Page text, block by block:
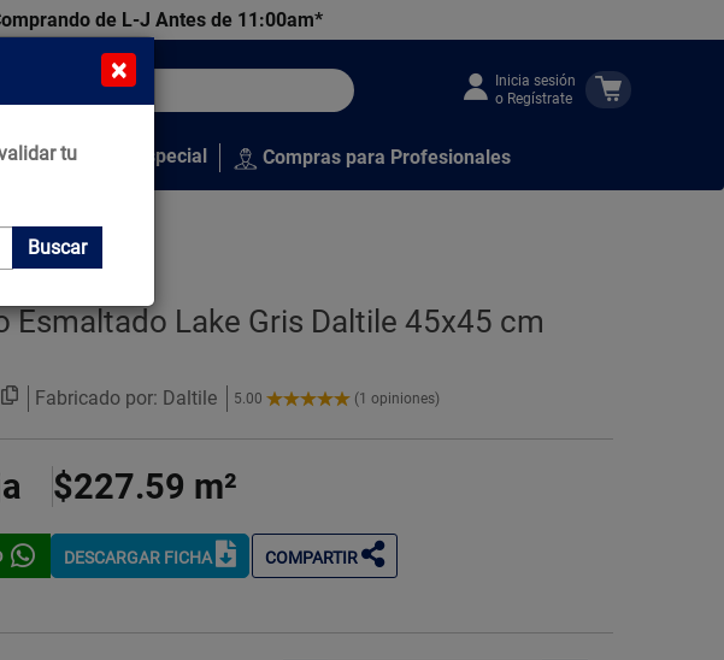
de L-J Antes de 11:00am*
Inicia sesión
o Regístrate
Venta Especial Compras para Profesionales
Esmaltado Lake Gris Daltile 45x45 cm
Fabricado por: Daltile 5.00
5.00
(1 opiniones)
$227.59 m²
DESCARGAR FICHA COMPARTIR
×
tu
Buscar